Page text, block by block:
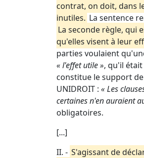
contrat, on doit, dans
inutiles. La sentence
La seconde règle, qui
qu'elles visent à leur
parties voulaient
« l'effet utile », qu'il
constitue le support
UNIDROIT : « Les
certaines n'en auraient
obligatoires.
[...]
II. - S'agissant de